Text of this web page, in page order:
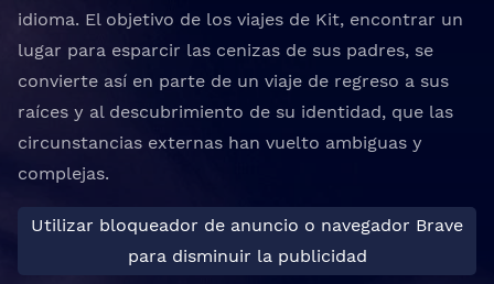
idioma. El objetivo de los viajes de Kit, encontrar un
lugar para esparcir las cenizas de sus padres, se
convierte así en parte de un viaje de regreso a sus
raíces y al descubrimiento de su identidad, que las
circunstancias externas han vuelto ambiguas y
complejas.
Utilizar bloqueador de anuncio o navegador Brave
para disminuir la publicidad